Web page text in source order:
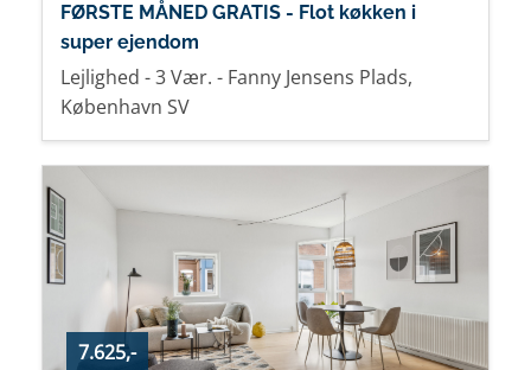
FØRSTE MÅNED GRATIS - Flot køkken i
super ejendom
Lejlighed - 3 Vær. - Fanny Jensens Plads,
København SV
7.625,-